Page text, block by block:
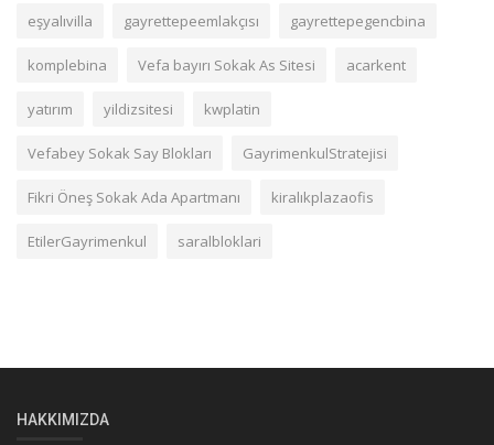
eşyalıvilla gayrettepeemlakçısı gayrettepegencbina
komplebina Vefa bayırı Sokak As Sitesi acarkent
yatırım yildizsitesi kwplatin
Vefabey Sokak Say Blokları GayrimenkulStratejisi
Fikri Öneş Sokak Ada Apartmanı kiralıkplazaofis
EtilerGayrimenkul saralbloklari
HAKKIMIZDA